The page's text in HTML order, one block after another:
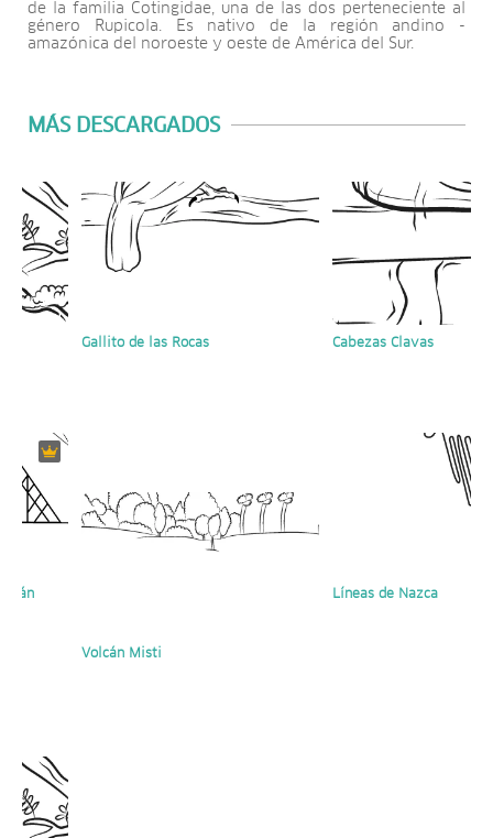
de la familia Cotingidae, una de las dos perteneciente al
género Rupicola. Es nativo de la región andino -
amazónica del noroeste y oeste de América del Sur.
MÁS DESCARGADOS
Gallito de las Rocas
Volcán Misti
Cabezas Clavas
Líneas de Nazca